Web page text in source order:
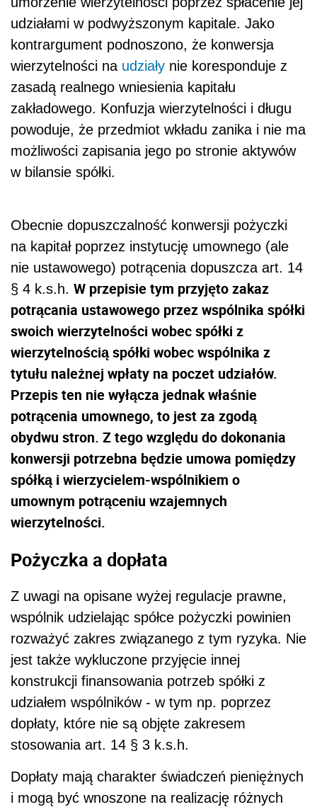
udziałami w podwyższonym kapitale. Jako
kontrargument podnoszono, że konwersja
wierzytelności na udziały nie koresponduje z
zasadą realnego wniesienia kapitału
zakładowego. Konfuzja wierzytelności i długu
powoduje, że przedmiot wkładu zanika i nie ma
możliwości zapisania jego po stronie aktywów
w bilansie spółki.
Obecnie dopuszczalność konwersji pożyczki
na kapitał poprzez instytucję umownego (ale
nie ustawowego) potrącenia dopuszcza art. 14
§ 4 k.s.h. W przepisie tym przyjęto zakaz
potrącania ustawowego przez wspólnika spółki
swoich wierzytelności wobec spółki z
wierzytelnością spółki wobec wspólnika z
tytułu należnej wpłaty na poczet udziałów.
Przepis ten nie wyłącza jednak właśnie
potrącenia umownego, to jest za zgodą
obydwu stron. Z tego względu do dokonania
konwersji potrzebna będzie umowa pomiędzy
spółką i wierzycielem-wspólnikiem o
umownym potrąceniu wzajemnych
wierzytelności.
Pożyczka a dopłata
Z uwagi na opisane wyżej regulacje prawne,
wspólnik udzielając spółce pożyczki powinien
rozważyć zakres związanego z tym ryzyka. Nie
jest także wykluczone przyjęcie innej
konstrukcji finansowania potrzeb spółki z
udziałem wspólników - w tym np. poprzez
dopłaty, które nie są objęte zakresem
stosowania art. 14 § 3 k.s.h.
Dopłaty mają charakter świadczeń pieniężnych
i mogą być wnoszone na realizację różnych